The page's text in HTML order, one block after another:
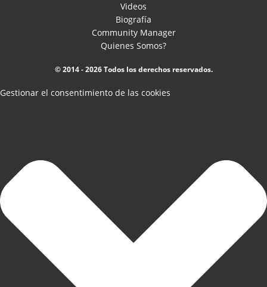
Videos
Biografía
Community Manager
Quienes Somos?
© 2014 - 2026 Todos los derechos reservados.
Gestionar el consentimiento de las cookies